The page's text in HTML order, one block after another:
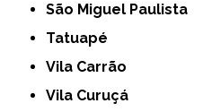
São Miguel Paulista
Tatuapé
Vila Carrão
Vila Curuçá